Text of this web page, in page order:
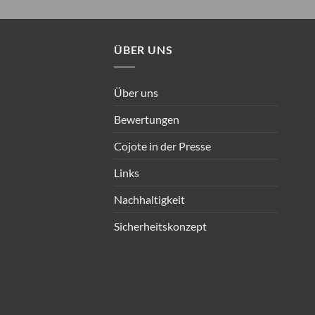
ÜBER UNS
Über uns
Bewertungen
Cojote in der Presse
Links
Nachhaltigkeit
Sicherheitskonzept